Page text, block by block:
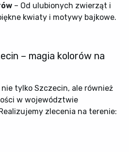
– Od ulubionych zwierząt i
kwiaty i motywy bajkowe.
– magia kolorów na
nie tylko Szczecin, ale również
w województwie
zlecenia na terenie: